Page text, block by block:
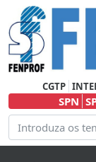
CGTP
SPN